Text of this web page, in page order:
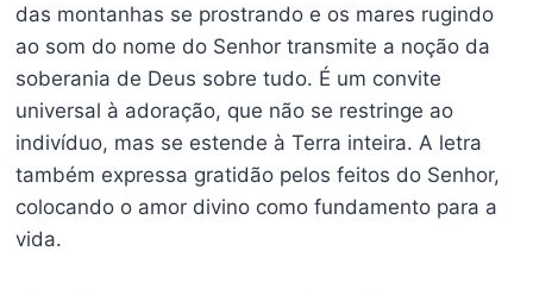
das montanhas se prostrando e os mares rugindo
ao som do nome do Senhor transmite a noção da
soberania de Deus sobre tudo. É um convite
universal à adoração, que não se restringe ao
indivíduo, mas se estende à Terra inteira. A letra
também expressa gratidão pelos feitos do Senhor,
colocando o amor divino como fundamento para a
vida.